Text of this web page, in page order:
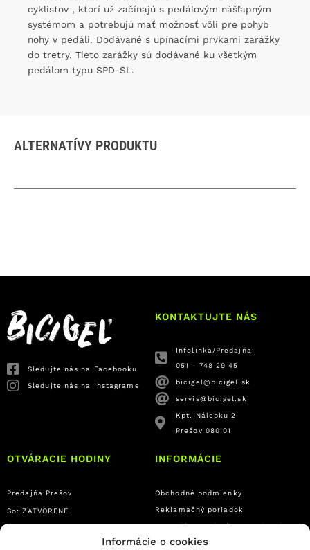
Informácie o cookies
cyklistov , ktorí už začínajú s pedálovým nášľapným
systémom a potrebujú mať možnosť vôli pre pohyb
nohy v pedáli. Dodávané s upínacími prvkami zarážky
do tretry. Tieto zarážky sú dodávané ku všetkým
pedálom typu SPD-SL.
ALTERNATÍVY PRODUKTU
Sledujte nás na Facebooku
Sledujte nás na Instagrame
KONTAKTUJTE NÁS
Infolinka/Predajňa:
051 - 748 29 45
bicigel@bicigel.sk
servis@bicigel.sk
Kpt. Nálepku 2
Prešov 080 01
OTVÁRACIE HODINY
Predajňa Prešov
So: ZATVORENÉ
INFORMÁCIE
Obchodné podmienky
Reklamačný poriadok
Formulár na odstúpenie od zmluvy
Platba a doprava